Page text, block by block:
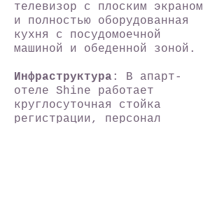
телевизор с плоским экраном
и полностью оборудованная
кухня с посудомоечной
машиной и обеденной зоной.
Инфраструктура : В апарт-
отеле Shine работает
круглосуточная стойка
регистрации, персонал